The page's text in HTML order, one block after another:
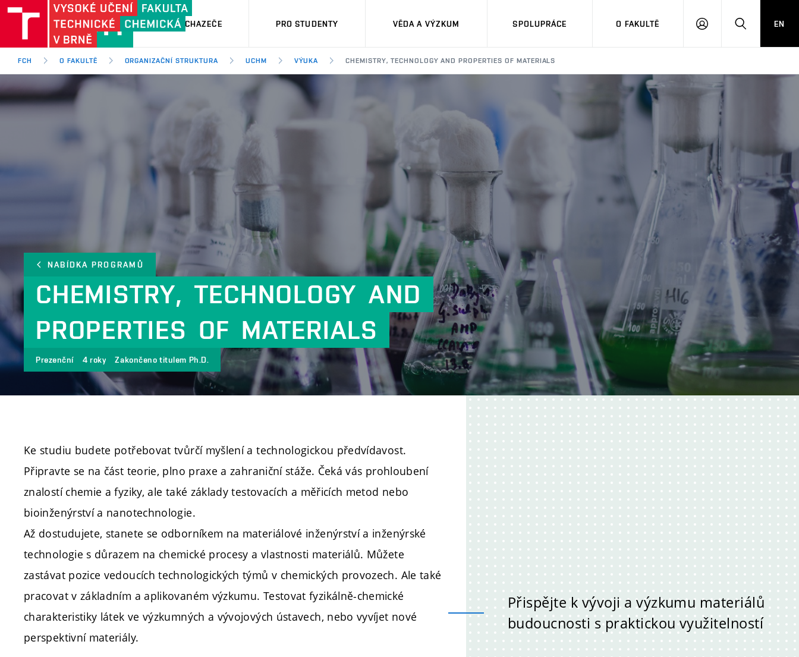
PRO UCHAZEČE PRO STUDENTY VĚDA A VÝZKUM SPOLUPRÁCE O FAKULTĚ
PŘIHLÁSITHLEDAT
EN
FCH O FAKULTĚ ORGANIZAČNÍ STRUKTURA UCHM VÝUKA CHEMISTRY, TECHNOLOGY AND PROPERTIES OF MATERIALS
NABÍDKA PROGRAMŮ
CHEMISTRY, TECHNOLOGY AND
PROPERTIES OF MATERIALS
Prezenční 4 roky Zakončeno titulem Ph.D.
Ke studiu budete potřebovat tvůrčí myšlení a technologickou předvídavost.
Připravte se na část teorie, plno praxe a zahraniční stáže. Čeká vás prohloubení
znalostí chemie a fyziky, ale také základy testovacích a měřicích metod nebo
bioinženýrství a nanotechnologie.
Až dostudujete, stanete se odborníkem na materiálové inženýrství a inženýrské
technologie s důrazem na chemické procesy a vlastnosti materiálů. Můžete
zastávat pozice vedoucích technologických týmů v chemických provozech. Ale také
pracovat v základním a aplikovaném výzkumu. Testovat fyzikálně-chemické
charakteristiky látek ve výzkumných a vývojových ústavech, nebo vyvíjet nové
perspektivní materiály.
Přispějte k vývoji a výzkumu materiálů
budoucnosti s praktickou využitelností